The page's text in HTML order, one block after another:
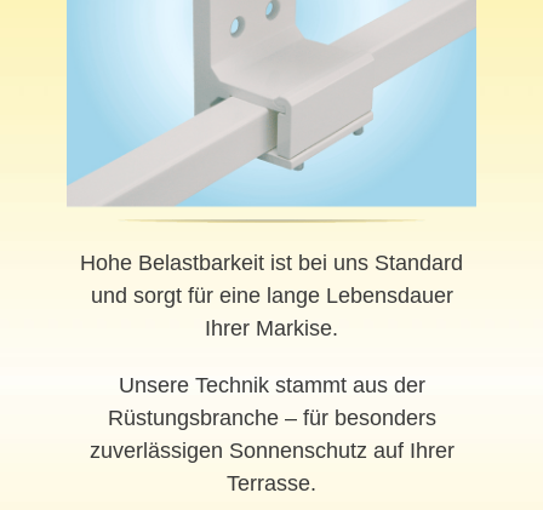
Hohe Belastbarkeit ist bei uns Standard
und sorgt für eine lange Lebensdauer
Ihrer Markise.
Unsere Technik stammt aus der
Rüstungsbranche – für besonders
zuverlässigen Sonnenschutz auf Ihrer
Terrasse.